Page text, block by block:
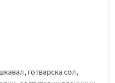
готварска сол,